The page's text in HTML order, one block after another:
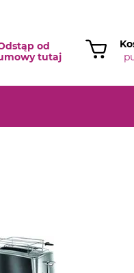
od
tutaj